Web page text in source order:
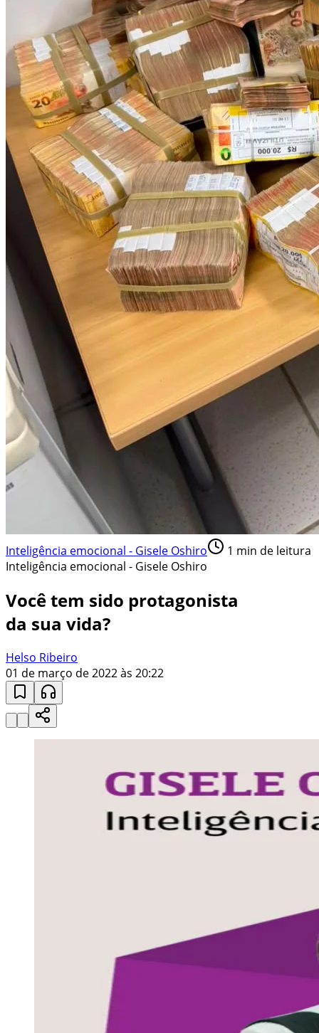
Inteligência emocional - Gisele Oshiro 1 min de leitura
Inteligência emocional - Gisele Oshiro
Você tem sido protagonista
da sua vida?
Helso Ribeiro
01 de março de 2022 às 20:22